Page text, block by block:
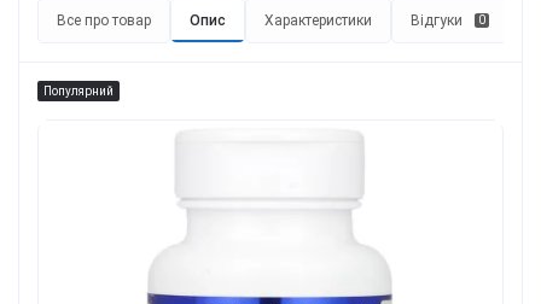
Все про товар Опис Характеристики Відгуки 0
Популярний